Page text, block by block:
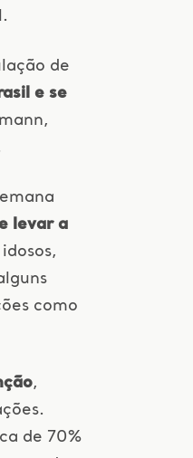
de
e se
levar a
como
,
de 70%